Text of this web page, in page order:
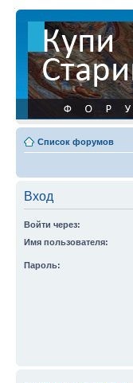
Список форумов
Вход
Войти через:
Имя пользователя:
Пароль: